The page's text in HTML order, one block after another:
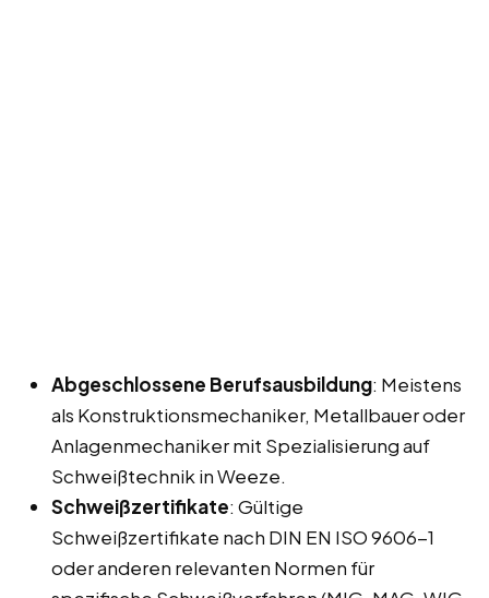
Abgeschlossene Berufsausbildung: Meistens
als Konstruktionsmechaniker, Metallbauer oder
Anlagenmechaniker mit Spezialisierung auf
Schweißtechnik in Weeze.
Schweißzertifikate: Gültige
Schweißzertifikate nach DIN EN ISO 9606-1
oder anderen relevanten Normen für